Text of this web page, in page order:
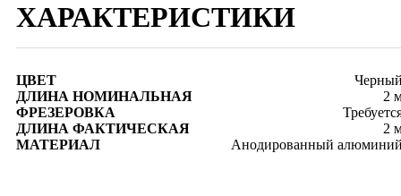
ХАРАКТЕРИСТИКИ
ЦВЕТ
ДЛИНА НОМИНАЛЬНАЯ
2
ФРЕЗЕРОВКА
ДЛИНА ФАКТИЧЕСКАЯ
2
МАТЕРИАЛ
Анодированный